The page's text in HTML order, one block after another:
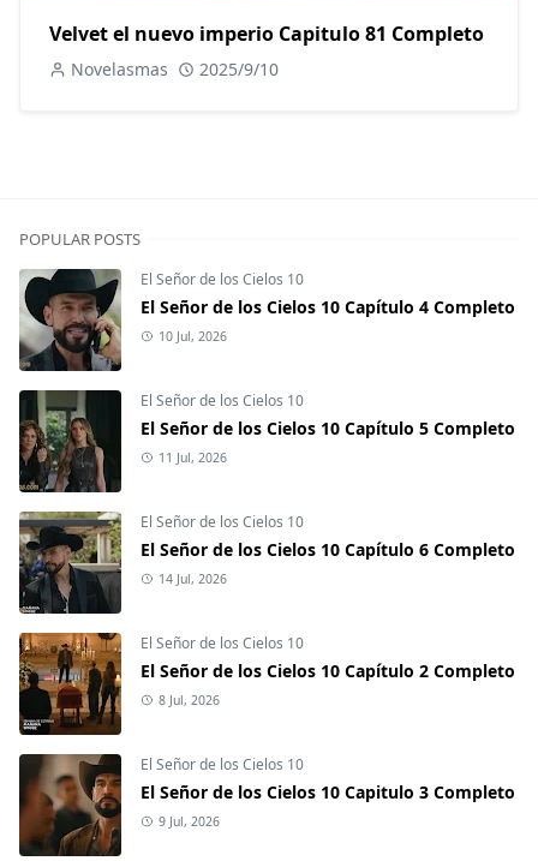
Velvet el nuevo imperio Capitulo 81 Completo
Novelasmas 2025/9/10
POPULAR POSTS
El Señor de los Cielos 10
El Señor de los Cielos 10 Capítulo 4 Completo
10 Jul, 2026
El Señor de los Cielos 10
El Señor de los Cielos 10 Capítulo 5 Completo
11 Jul, 2026
El Señor de los Cielos 10
El Señor de los Cielos 10 Capítulo 6 Completo
14 Jul, 2026
El Señor de los Cielos 10
El Señor de los Cielos 10 Capítulo 2 Completo
8 Jul, 2026
El Señor de los Cielos 10
El Señor de los Cielos 10 Capitulo 3 Completo
9 Jul, 2026